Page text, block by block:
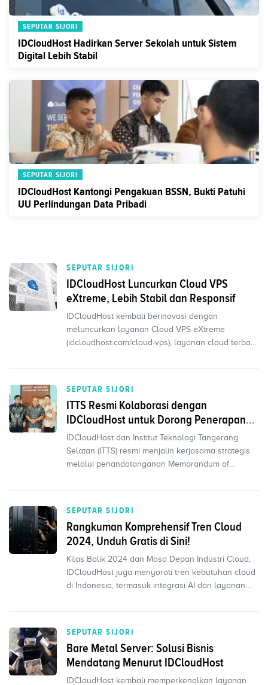
SEPUTAR SIJORI
IDCloudHost Hadirkan Server Sekolah untuk Sistem
Digital Lebih Stabil
SEPUTAR SIJORI
IDCloudHost Kantongi Pengakuan BSSN, Bukti Patuhi
UU Perlindungan Data Pribadi
SEPUTAR SIJORI
IDCloudHost Luncurkan Cloud VPS
eXtreme, Lebih Stabil dan Responsif
IDCloudHost kembali berinovasi dengan
meluncurkan layanan Cloud VPS eXtreme
(idcloudhost.com/cloud-vps), layanan cloud terbaru
SEPUTAR SIJORI
ITTS Resmi Kolaborasi dengan
IDCloudHost untuk Dorong Penerapan
Teknologi Cloud di Sektor Pendidikan
IDCloudHost dan Institut Teknologi Tangerang
Selatan (ITTS) resmi menjalin kerjasama strategis
melalui penandatanganan Memorandum of
SEPUTAR SIJORI
Rangkuman Komprehensif Tren Cloud
2024, Unduh Gratis di Sini!
Kilas Balik 2024 dan Masa Depan Industri Cloud,
IDCloudHost juga menyoroti tren kebutuhan cloud
di Indonesia, termasuk integrasi AI dan layanan
SEPUTAR SIJORI
Bare Metal Server: Solusi Bisnis
Mendatang Menurut IDCloudHost
IDCloudHost kembali memperkenalkan layanan